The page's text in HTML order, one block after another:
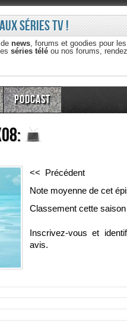
séries TV !
news, forums et goodies pour
séries téléou nos forums,
Podcast
<< Précédent
Note moyenne de cet
Classement cette saison
Inscrivez-vous et
avis.